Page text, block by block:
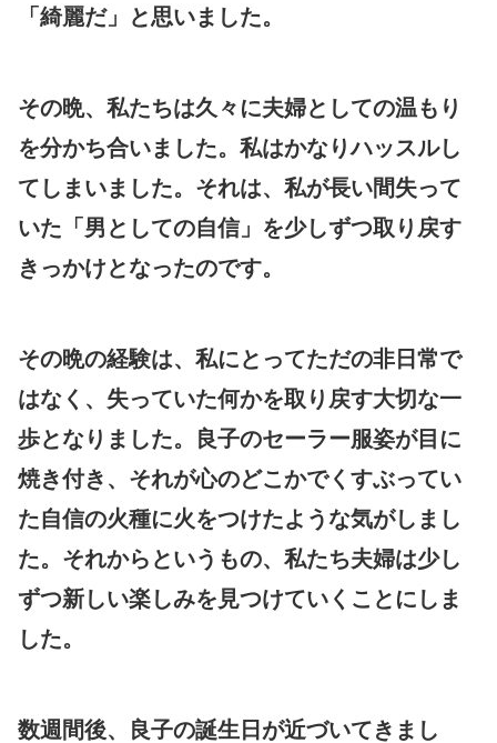
「綺麗だ」と思いました。
その晩、私たちは久々に夫婦としての温もり
を分かち合いました。私はかなりハッスルし
てしまいました。それは、私が長い間失って
いた「男としての自信」を少しずつ取り戻す
きっかけとなったのです。
その晩の経験は、私にとってただの非日常で
はなく、失っていた何かを取り戻す大切な一
歩となりました。良子のセーラー服姿が目に
焼き付き、それが心のどこかでくすぶってい
た自信の火種に火をつけたような気がしまし
た。それからというもの、私たち夫婦は少し
ずつ新しい楽しみを見つけていくことにしま
した。
数週間後、良子の誕生日が近づいてきまし